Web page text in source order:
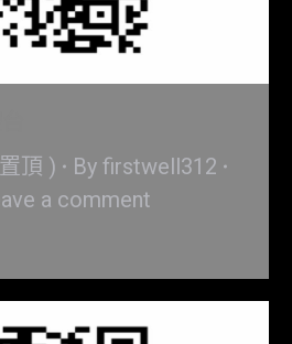
頂 ) By firstwell312
a comment